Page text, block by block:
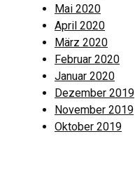
Mai 2020
April 2020
März 2020
Februar 2020
Januar 2020
Dezember 2019
November 2019
Oktober 2019